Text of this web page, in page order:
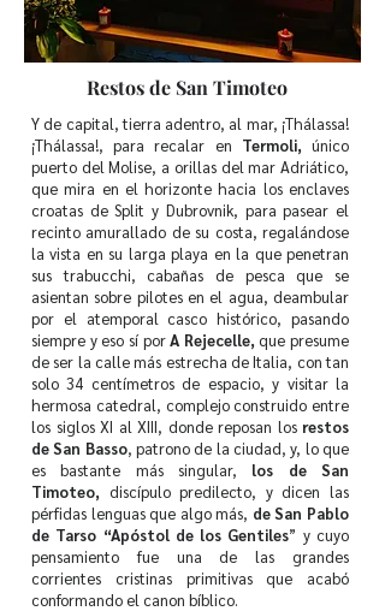
Restos de San Timoteo
Y de capital, tierra adentro, al mar, ¡Thálassa!
¡Thálassa!, para recalar en Termoli, único
puerto del Molise, a orillas del mar Adriático,
que mira en el horizonte hacia los enclaves
croatas de Split y Dubrovnik, para pasear el
recinto amurallado de su costa, regalándose
la vista en su larga playa en la que penetran
sus trabucchi, cabañas de pesca que se
asientan sobre pilotes en el agua, deambular
por el atemporal casco histórico, pasando
siempre y eso sí porA Rejecelle, que presume
de ser la calle más estrecha de Italia, con tan
solo 34 centímetros de espacio, y visitar la
hermosa catedral, complejo construido entre
los siglos XI al XIII, donde reposan los restos
de San Basso, patrono de la ciudad, y, lo que
es bastante más singular, los de San
Timoteo, discípulo predilecto, y dicen las
pérfidas lenguas que algo más, de San Pablo
de Tarso “Apóstol de los Gentiles” y cuyo
pensamiento fue una de las grandes
corrientes cristinas primitivas que acabó
conformando el canon bíblico.